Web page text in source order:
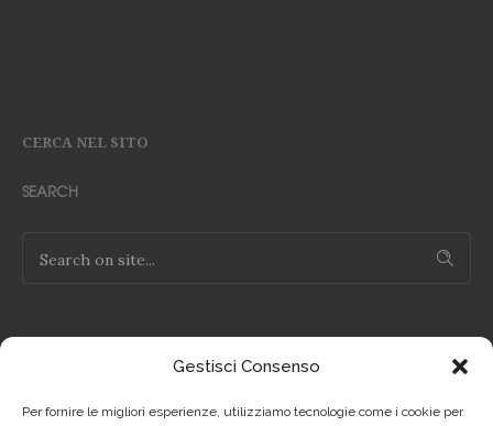
Gestisci Consenso
Per fornire le migliori esperienze, utilizziamo tecnologie come i cookie per
CERCA NEL SITO
SEARCH